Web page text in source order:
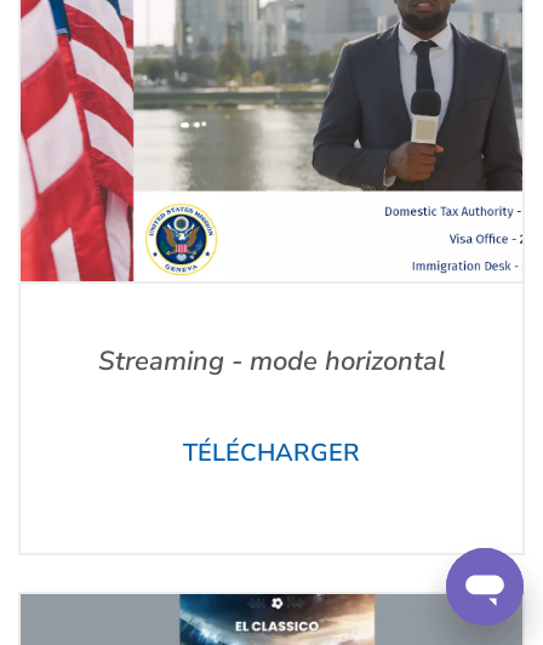
Streaming - mode horizontal
TÉLÉCHARGER